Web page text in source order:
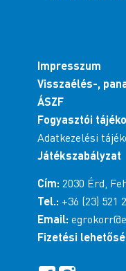
Impresszum
Visszaélés-,
ÁSZF
Fogyasztói
Adatkezelési
Játékszabályzat
Cím: 2030 Érd,
Tel.: +36 (23) 521
Email:
Fizetési